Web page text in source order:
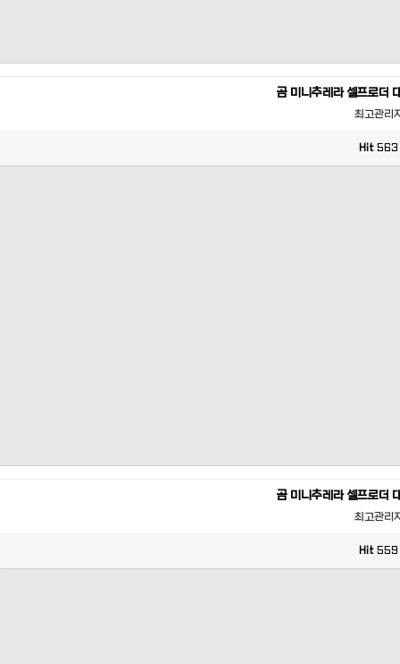
곰 미니추레라 셀프로더
최고관리
Hit 563
곰 미니추레라 셀프로더
최고관리
Hit 559